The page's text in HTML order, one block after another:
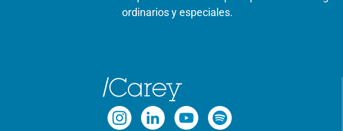
ordinarios y especiales.